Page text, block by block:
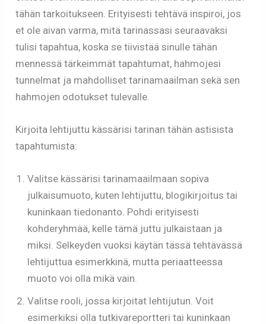
tähän tarkoitukseen. Erityisesti tehtävä inspiroi, jos
et ole aivan varma, mitä tarinassasi seuraavaksi
tulisi tapahtua, koska se tiivistää sinulle tähän
mennessä tärkeimmät tapahtumat, hahmojesi
tunnelmat ja mahdolliset tarinamaailman sekä sen
hahmojen odotukset tulevalle.
Kirjoita lehtijuttu kässärisi tarinan tähän astisista
tapahtumista:
Valitse kässärisi tarinamaailmaan sopiva
julkaisumuoto, kuten lehtijuttu, blogikirjoitus tai
kuninkaan tiedonanto. Pohdi erityisesti
kohderyhmää, kelle tämä juttu julkaistaan ja
miksi. Selkeyden vuoksi käytän tässä tehtävässä
lehtijuttua esimerkkinä, mutta periaatteessa
muoto voi olla mikä vain.
Valitse rooli, jossa kirjoitat lehtijutun. Voit
esimerkiksi olla tutkivareportteri tai kuninkaan